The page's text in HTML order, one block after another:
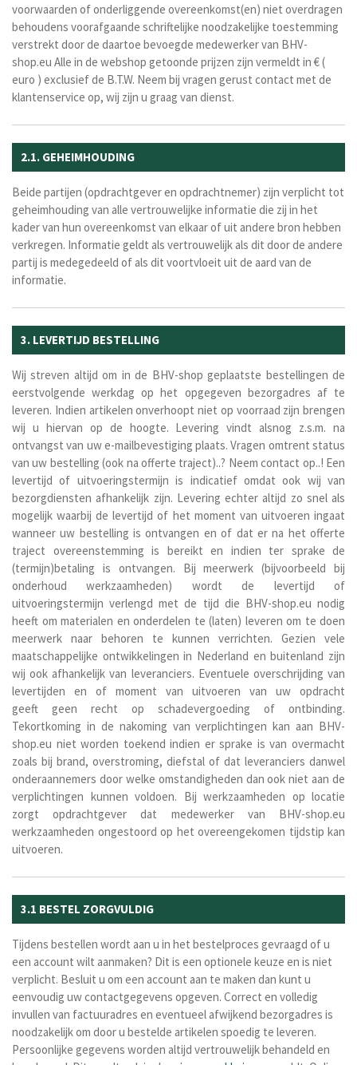
voorwaarden of onderliggende overeenkomst(en) niet overdragen
behoudens voorafgaande schriftelijke noodzakelijke toestemming
verstrekt door de daartoe bevoegde medewerker van BHV-
shop.eu Alle in de webshop getoonde prijzen zijn vermeldt in € (
euro ) exclusief de B.T.W. Neem bij vragen gerust contact met de
klantenservice op, wij zijn u graag van dienst.
2.1. GEHEIMHOUDING
Beide partijen (opdrachtgever en opdrachtnemer) zijn verplicht tot
geheimhouding van alle vertrouwelijke informatie die zij in het
kader van hun overeenkomst van elkaar of uit andere bron hebben
verkregen. Informatie geldt als vertrouwelijk als dit door de andere
partij is medegedeeld of als dit voortvloeit uit de aard van de
informatie.
3. LEVERTIJD BESTELLING
Wij streven altijd om in de BHV-shop geplaatste bestellingen de
eerstvolgende werkdag op het opgegeven bezorgadres af te
leveren. Indien artikelen onverhoopt niet op voorraad zijn brengen
wij u hiervan op de hoogte. Levering vindt alsnog z.s.m. na
ontvangst van uw e-mailbevestiging plaats. Vragen omtrent status
van uw bestelling (ook na offerte traject)..? Neem contact op..! Een
levertijd of uitvoeringstermijn is indicatief omdat ook wij van
bezorgdiensten afhankelijk zijn. Levering echter altijd zo snel als
mogelijk waarbij de levertijd of het moment van uitvoeren ingaat
wanneer uw bestelling is ontvangen en of dat er na het offerte
traject overeenstemming is bereikt en indien ter sprake de
(termijn)betaling is ontvangen. Bij meerwerk (bijvoorbeeld bij
onderhoud werkzaamheden) wordt de levertijd of
uitvoeringstermijn verlengd met de tijd die BHV-shop.eu nodig
heeft om materialen en onderdelen te (laten) leveren om te doen
meerwerk naar behoren te kunnen verrichten. Gezien vele
maatschappelijke ontwikkelingen in Nederland en buitenland zijn
wij ook afhankelijk van leveranciers. Eventuele overschrijding van
levertijden en of moment van uitvoeren van uw opdracht
geeft geen recht op schadevergoeding of ontbinding.
Tekortkoming in de nakoming van verplichtingen kan aan BHV-
shop.eu niet worden toekend indien er sprake is van overmacht
zoals bij brand, overstroming, diefstal of dat leveranciers danwel
onderaannemers door welke omstandigheden dan ook niet aan de
verplichtingen kunnen voldoen. Bij werkzaamheden op locatie
zorgt opdrachtgever dat medewerker van BHV-shop.eu
werkzaamheden ongestoord op het overeengekomen tijdstip kan
uitvoeren.
3.1 BESTEL ZORGVULDIG
Tijdens bestellen wordt aan u in het bestelproces gevraagd of u
een account wilt aanmaken? Dit is een optionele keuze en is niet
verplicht. Besluit u om een account aan te maken dan kunt u
eenvoudig uw contactgegevens opgeven. Correct en volledig
invullen van factuuradres en eventueel afwijkend bezorgadres is
noodzakelijk om door u bestelde artikelen spoedig te leveren.
Persoonlijke gegevens worden altijd vertrouwelijk behandeld en